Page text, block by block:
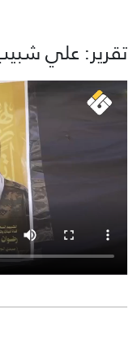
تقرير: علي